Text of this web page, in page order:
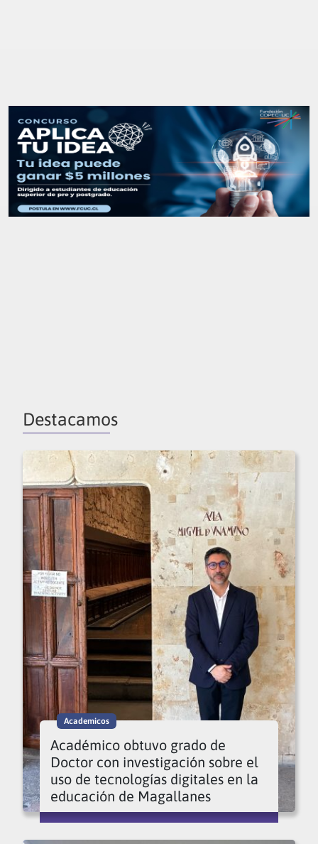
Destacamos
Academicos
Académico obtuvo grado de
Doctor con investigación sobre el
uso de tecnologías digitales en la
educación de Magallanes